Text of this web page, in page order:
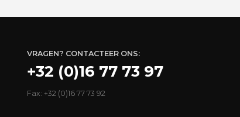
VRAGEN? CONTACTEER ONS:
+32 (0)16 77 73 97
Fax: +32 (0)16 77 73 92